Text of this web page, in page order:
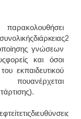
συνολικήςδιάρκειας200
γνώσεων
και όσοι
εκπαιδευτικού